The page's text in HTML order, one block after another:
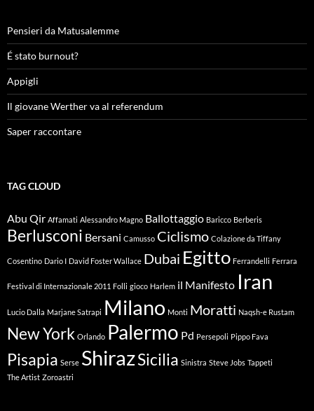
Pensieri da Matusalemme
É stato burnout?
Appigli
Il giovane Werther va al referendum
Saper raccontare
TAG CLOUD
Abu Qir Affamati Alessandro Magno Ballottaggio Baricco Berberis
Berlusconi Bersani Camusso Ciclismo Colazione da Tiffany
Cosentino Dario I David Foster Wallace Dubai Egitto Ferrandelli Ferrara
Festival di Internazionale 2011 Folli gioco Harlem il Manifesto Iran
Lucio Dalla Marjane Satrapi Milano Monti Moratti Naqsh-e Rustam
New York Orlando Palermo Pd Persepoli Pippo Fava
Pisapia Serse ShirazSicilia Sinistra Steve Jobs Tappeti
The Artist Zoroastri